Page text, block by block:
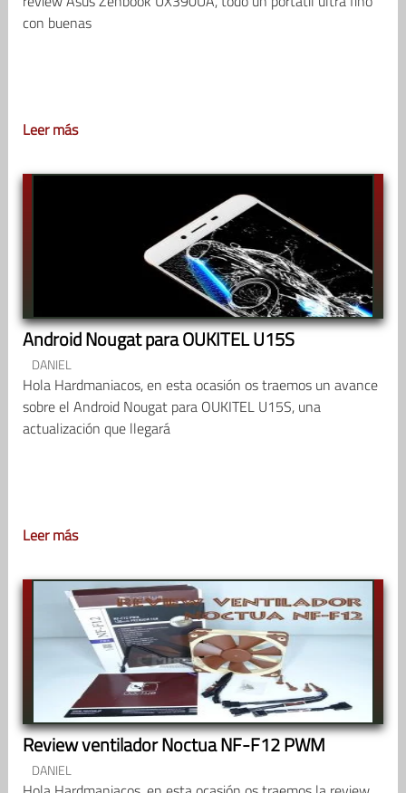
con buenas
Leer más
Android Nougat para OUKITEL U15S
DANIEL
Hola Hardmaniacos, en esta ocasión os traemos un avance
sobre el Android Nougat para OUKITEL U15S, una
actualización que llegará
Leer más
Review ventilador Noctua NF-F12 PWM
DANIEL